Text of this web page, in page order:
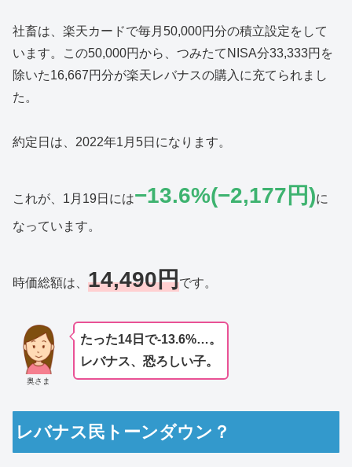
社畜は、楽天カードで毎月50,000円分の積立設定をして
います。この50,000円から、つみたてNISA分33,333円を
除いた16,667円分が楽天レバナスの購入に充てられまし
た。
約定日は、2022年1月5日になります。
これが、1月19日には−13.6%(−2,177円)に
なっています。
時価総額は、 14,490円です。
奥さま
たった14日で-13.6%…。
レバナス、恐ろしい子。
レバナス民トーンダウン？